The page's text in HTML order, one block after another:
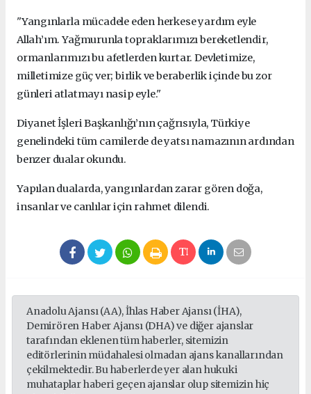
"Yangınlarla mücadele eden herkese yardım eyle
Allah’ım. Yağmurunla topraklarımızı bereketlendir,
ormanlarımızı bu afetlerden kurtar. Devletimize,
milletimize güç ver; birlik ve beraberlik içinde bu zor
günleri atlatmayı nasip eyle."
Diyanet İşleri Başkanlığı’nın çağrısıyla, Türkiye
genelindeki tüm camilerde de yatsı namazının ardından
benzer dualar okundu.
Yapılan dualarda, yangınlardan zarar gören doğa,
insanlar ve canlılar için rahmet dilendi.
Anadolu Ajansı (AA), İhlas Haber Ajansı (İHA),
Demirören Haber Ajansı (DHA) ve diğer ajanslar
tarafından eklenen tüm haberler, sitemizin
editörlerinin müdahalesi olmadan ajans kanallarından
çekilmektedir. Bu haberlerde yer alan hukuki
muhataplar haberi geçen ajanslar olup sitemizin hiç